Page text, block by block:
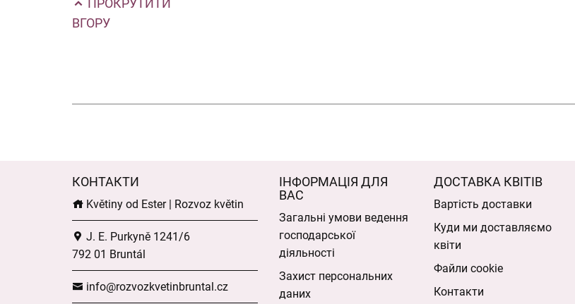
ПРОКРУТИТИ
ВГОРУ
КОНТАКТИ
Květiny od Ester | Rozvoz květin
J. E. Purkyně 1241/6
792 01 Bruntál
info@rozvozkvetinbruntal.cz
ІНФОРМАЦІЯ ДЛЯ
ВАС
Загальні умови ведення
господарської
діяльності
Захист персональних
даних
ДОСТАВКА КВІТІВ
Вартість доставки
Куди ми доставляємо
квіти
Файли cookie
Контакти